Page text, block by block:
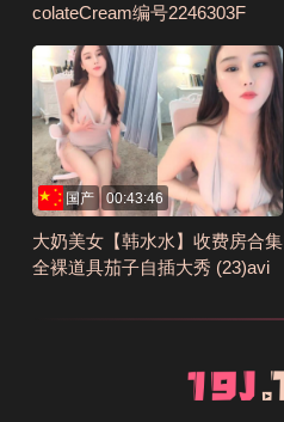
colateCream编号2246303F
国产 00:43:46
大奶美女【韩水水】收费房合集
全裸道具茄子自插大秀 (23)avi